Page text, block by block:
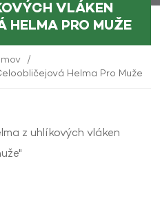
VLÁKEN
HELMA PRO MUŽE
/
Helma Pro Muže
z uhlíkových vláken